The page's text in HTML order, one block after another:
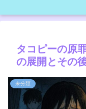
タコピーの原
の展開とその
未分類